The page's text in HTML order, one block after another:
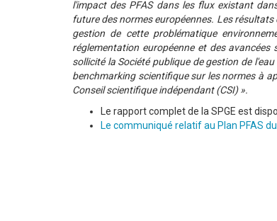
l'impact des PFAS dans les flux existant
future des normes européennes. Les
gestion de cette problématique
réglementation européenne et des avancées
sollicité la Société publique de gestion de
benchmarking scientifique sur les normes à
Conseil scientifique indépendant (CSI) ».
Le rapport complet de la SPGE est
Le communiqué relatif au Plan PFAS